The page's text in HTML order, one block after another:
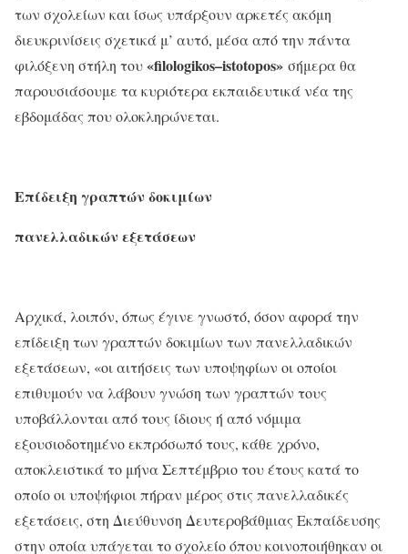
των σχολείων και ίσως υπάρξουν αρκετές ακόμη
διευκρινίσεις σχετικά μ’ αυτό, μέσα από την πάντα
φιλόξενη στήλη του«filologikos–istotopos» σήμερα θα
παρουσιάσουμε τα κυριότερα εκπαιδευτικά νέα της
εβδομάδας που ολοκληρώνεται.
Επίδειξη γραπτών δοκιμίων
πανελλαδικών εξετάσεων
Αρχικά, λοιπόν, όπως έγινε γνωστό, όσον αφορά την
επίδειξη των γραπτών δοκιμίων των πανελλαδικών
εξετάσεων, «οι αιτήσεις των υποψηφίων οι οποίοι
επιθυμούν να λάβουν γνώση των γραπτών τους
υποβάλλονται από τους ίδιους ή από νόμιμα
εξουσιοδοτημένο εκπρόσωπό τους, κάθε χρόνο,
αποκλειστικά το μήνα Σεπτέμβριο του έτους κατά το
οποίο οι υποψήφιοι πήραν μέρος στις πανελλαδικές
εξετάσεις, στη Διεύθυνση Δευτεροβάθμιας Εκπαίδευσης
στην οποία υπάγεται το σχολείο όπου κοινοποιήθηκαν οι